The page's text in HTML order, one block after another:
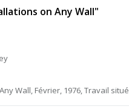
on Any Wall"
Wall, Février, 1976, Travail situé